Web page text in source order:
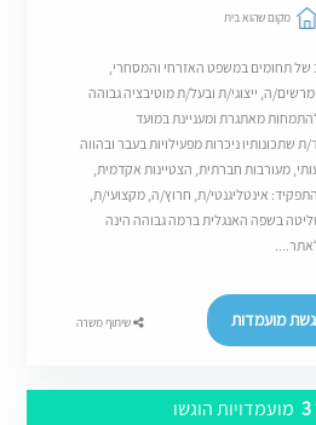
מקום שהוא בית
תחומים במשפט האזרחי והמסחרי,
ה, ייצוגי/ת ובעל/ת מוטיבציה גבוהה
מאתגרת ומעניינת במועד
ת שתכונותיו ניכרות מפעילויות בעבר ובהווה
מעורבות חברתית, הצטיינות אקדמית,
אינטליגנטי/ת, חרוץ/ה, מקצועי/ת,
בשפה האנגלית ברמה גבוהה הינה
מועמדות שיתוף משרה
מועמדויות הוגשו